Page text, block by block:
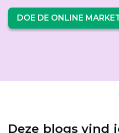
DOE DE ONLINE
Deze blogs vind